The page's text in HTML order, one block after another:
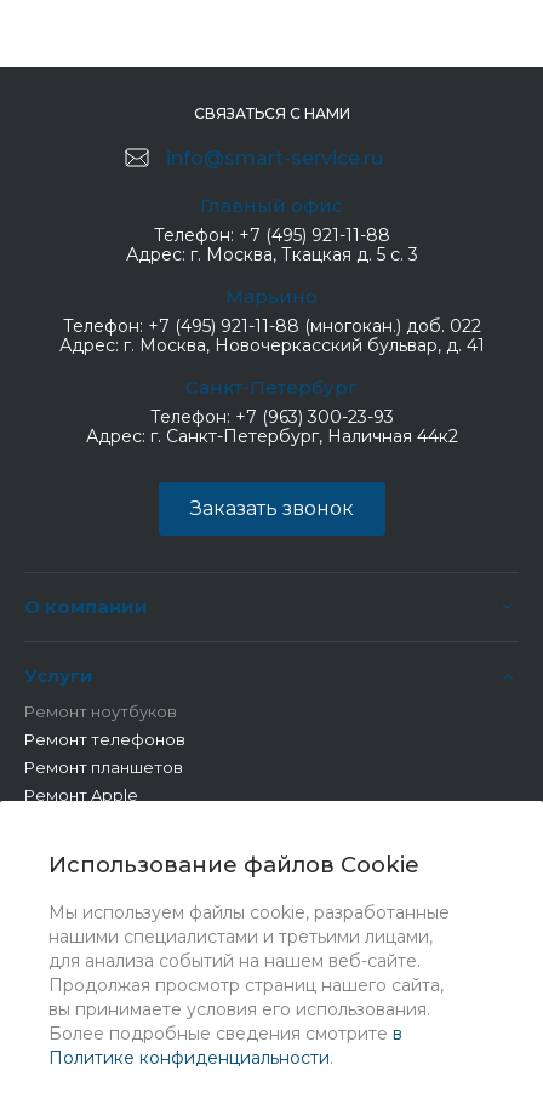
Использование файлов Cookie
Мы используем файлы cookie, разработанные
нашими специалистами и третьими лицами,
для анализа событий на нашем веб-сайте.
Продолжая просмотр страниц нашего сайта,
вы принимаете условия его использования.
Более подробные сведения смотрите в
Политике конфиденциальности.
СВЯЗАТЬСЯ С НАМИ
info@smart-service.ru
Главный офис
Телефон: +7 (495) 921-11-88
Адрес: г. Москва, Ткацкая д. 5 с. 3
Марьино
Телефон: +7 (495) 921-11-88 (многокан.) доб. 022
Адрес: г. Москва, Новочеркасский бульвар, д. 41
Санкт-Петербург
Телефон: +7 (963) 300-23-93
Адрес: г. Санкт-Петербург, Наличная 44к2
Заказать звонок
О компании
Услуги
Ремонт ноутбуков
Ремонт телефонов
Ремонт планшетов
Ремонт Apple